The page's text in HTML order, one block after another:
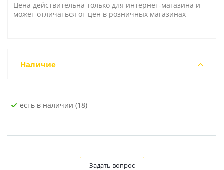
Цена действительна только для интернет-магазина и
может отличаться от цен в розничных магазинах
Наличие
Есть в наличии (18)
Задать вопрос